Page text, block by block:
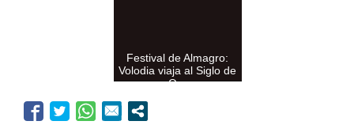
Festival de Almagro:
Volodia viaja al Siglo de
Oro